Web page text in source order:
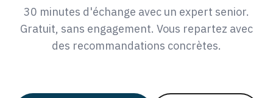
30 minutes d'échange avec un expert senior.
Gratuit, sans engagement. Vous repartez avec
des recommandations concrètes.